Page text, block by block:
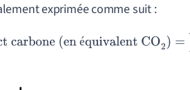
exprimée comme suit :
é
Impact carbone (en équivalent CO 2)=